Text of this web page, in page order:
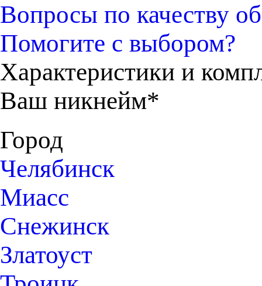
Вопросы по качеству
Помогите с выбором?
Характеристики и
Ваш никнейм*
Город
Челябинск
Миасс
Снежинск
Златоуст